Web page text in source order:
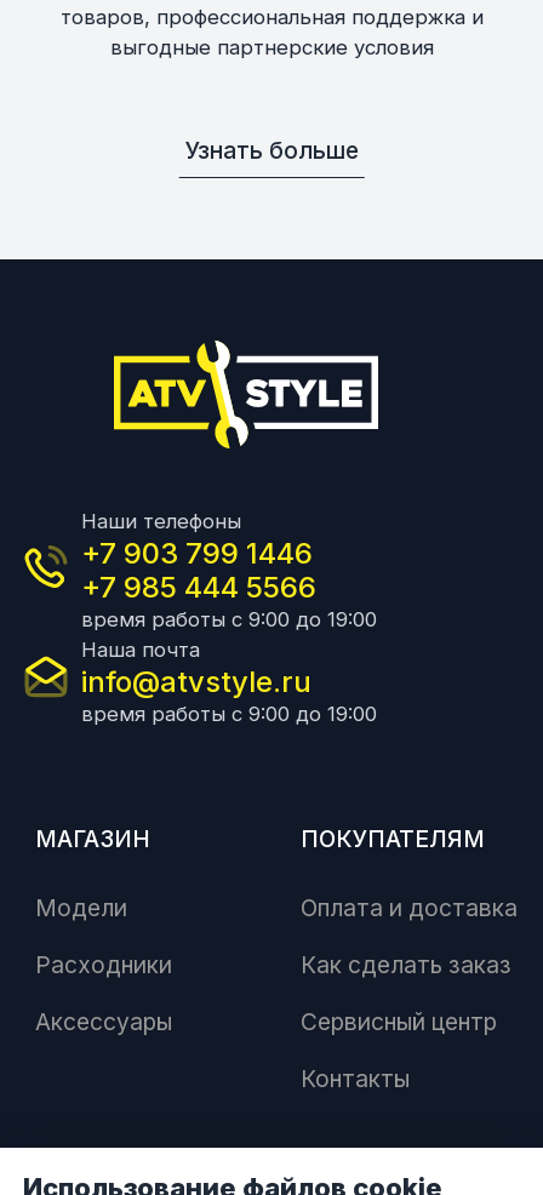
товаров, профессиональная поддержка и
выгодные партнерские условия
Узнать больше
Наши телефоны
+7 903 799 1446
+7 985 444 5566
время работы с 9:00 до 19:00
Наша почта
info@atvstyle.ru
время работы с 9:00 до 19:00
МАГАЗИН
Модели
Расходники
Аксессуары
ПОКУПАТЕЛЯМ
Оплата и доставка
Как сделать заказ
Сервисный центр
Контакты
Использование файлов cookie